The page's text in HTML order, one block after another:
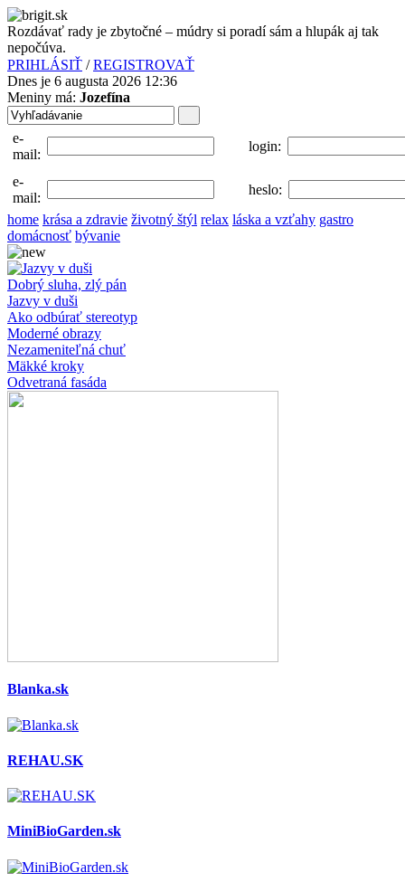
Rozdávať rady je zbytočné – múdry si poradí sám a hlupák aj tak
nepočúva.
PRIHLÁSIŤ /REGISTROVAŤ
Dnes je 6 augusta 2026 12:36
Meniny má: Jozefína
e-
mail:
login:
e-
mail:
heslo:
home krása a zdravie životný štýl relax láska a vzťahy gastro
domácnosť bývanie
Dobrý sluha, zlý pán
Jazvy v duši
Ako odbúrať stereotyp
Moderné obrazy
Nezameniteľná chuť
Mäkké kroky
Odvetraná fasáda
Blanka.sk
REHAU.SK
MiniBioGarden.sk